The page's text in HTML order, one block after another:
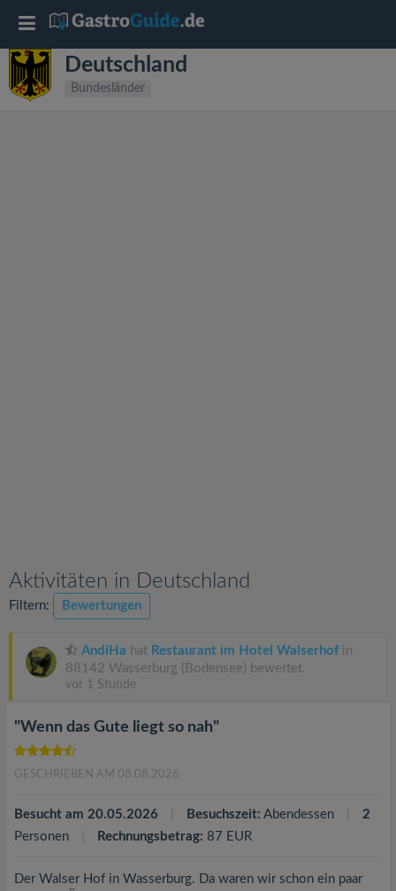
Deutschland
Bundesländer
Aktivitäten in Deutschland
Filtern: Bewertungen
AndiHa hat Restaurant im Hotel Walserhof in
88142 Wasserburg (Bodensee) bewertet.
vor 1 Stunde
"Wenn das Gute liegt so nah"
GESCHRIEBEN AM 08.08.2026
Besucht am 20.05.2026 Besuchszeit: Abendessen
2
Personen
Rechnungsbetrag: 87 EUR
Der Walser Hof in Wasserburg. Da waren wir schon ein paar
T
o
t
o
n